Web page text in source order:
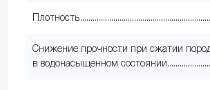
Плотность
Снижение прочности при сжатии
в водонасыщенном состоянии